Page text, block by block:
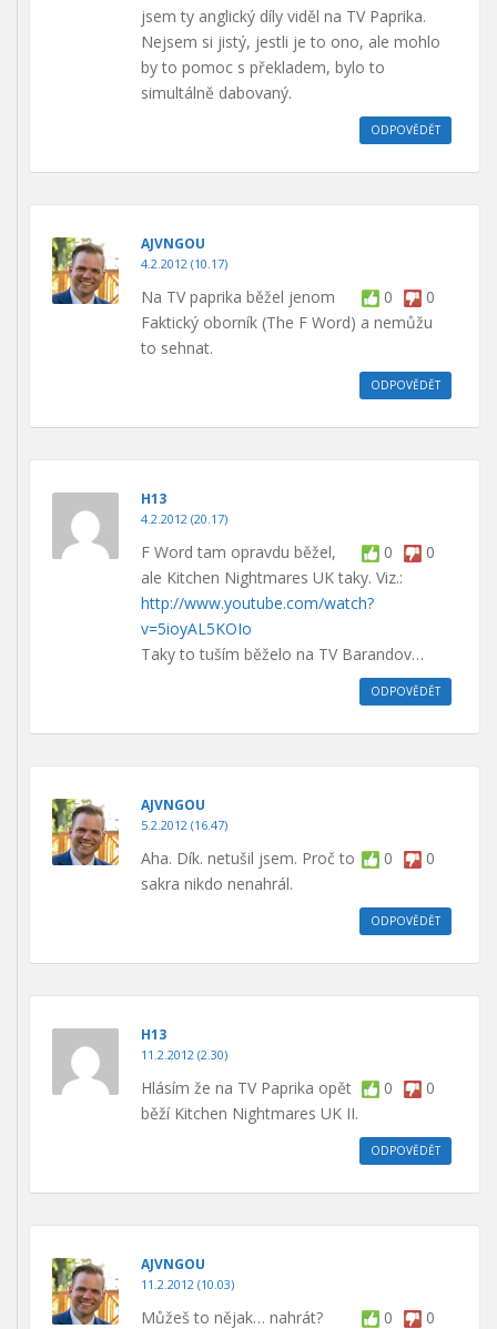
jsem ty anglický díly viděl na TV Paprika.
Nejsem si jistý, jestli je to ono, ale mohlo
by to pomoc s překladem, bylo to
simultálně dabovaný.
ODPOVĚDĚT
AJVNGOU
4.2.2012 (10.17)
0 0
Na TV paprika běžel jenom
Faktický oborník (The F Word) a nemůžu
to sehnat.
ODPOVĚDĚT
H13
4.2.2012 (20.17)
0 0
F Word tam opravdu běžel,
ale Kitchen Nightmares UK taky. Viz.:
http://www.youtube.com/watch?
v=5ioyAL5KOIo
Taky to tuším běželo na TV Barandov…
ODPOVĚDĚT
AJVNGOU
5.2.2012 (16.47)
0 0
Aha. Dík. netušil jsem. Proč to
sakra nikdo nenahrál.
ODPOVĚDĚT
H13
11.2.2012 (2.30)
0 0
Hlásím že na TV Paprika opět
běží Kitchen Nightmares UK II.
ODPOVĚDĚT
AJVNGOU
11.2.2012 (10.03)
0 0
Můžeš to nějak… nahrát?